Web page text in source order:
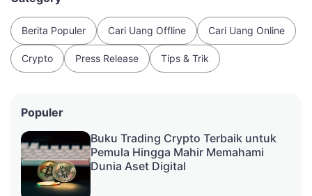
Berita Populer Cari Uang Offline Cari Uang Online
Crypto Press Release Tips & Trik
Populer
Buku Trading Crypto Terbaik untuk
Pemula Hingga Mahir Memahami
Dunia Aset Digital